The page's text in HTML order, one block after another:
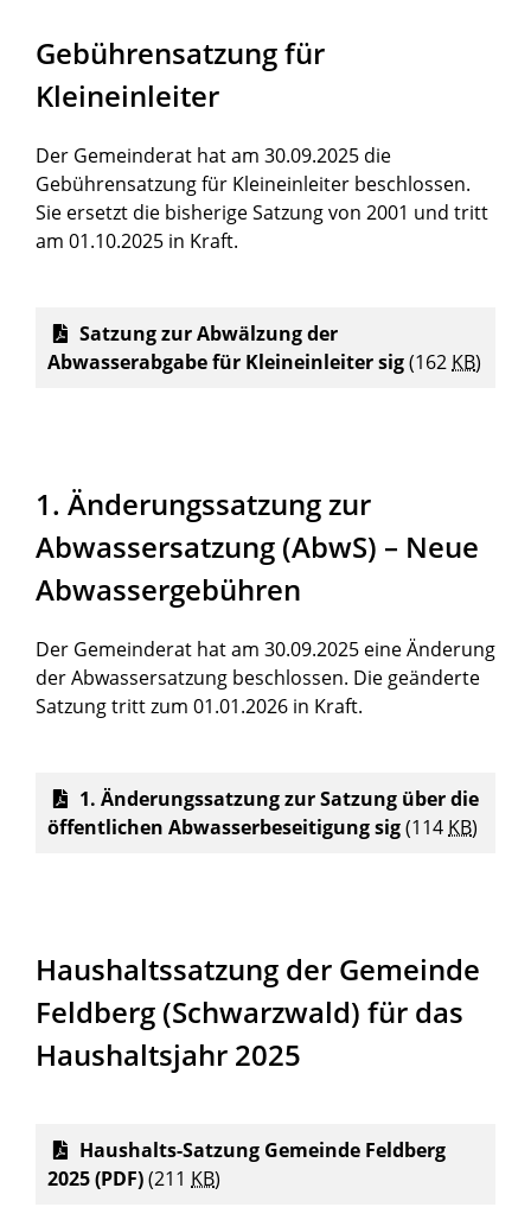
Gebührensatzung für
Kleineinleiter
Der Gemeinderat hat am 30.09.2025 die
Gebührensatzung für Kleineinleiter beschlossen.
Sie ersetzt die bisherige Satzung von 2001 und tritt
am 01.10.2025 in Kraft.
Satzung zur Abwälzung der
Abwasserabgabe für Kleineinleiter sig(162 KB)
1. Änderungssatzung zur
Abwassersatzung (AbwS) – Neue
Abwassergebühren
Der Gemeinderat hat am 30.09.2025 eine Änderung
der Abwassersatzung beschlossen. Die geänderte
Satzung tritt zum 01.01.2026 in Kraft.
1. Änderungssatzung zur Satzung über die
öffentlichen Abwasserbeseitigung sig(114 KB)
Haushaltssatzung der Gemeinde
Feldberg (Schwarzwald) für das
Haushaltsjahr 2025
Haushalts-Satzung Gemeinde Feldberg
2025 (PDF)(211 KB)